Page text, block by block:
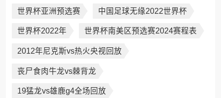
世界杯亚洲预选赛 中国足球无缘2022世界杯
世界杯2022年 世界杯南美区预选赛2024赛程表
2012年尼克斯vs热火央视回放
丧尸食肉牛龙vs棘背龙
19猛龙vs雄鹿g4全场回放